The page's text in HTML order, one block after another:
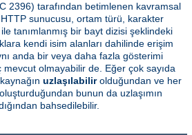
2396) tarafından betimlenen kavramsal
sunucusu, ortam türü, karakter
tanımlanmış bir bayt dizisi şeklindeki
kendi isim alanları dahilinde erişim
anda bir veya daha fazla gösterimi
olmayabilir de. Eğer çok sayıda
uzlaşılabilirolduğundan ve her
oluşturduğundan bunun da uzlaşımın
bahsedilebilir.